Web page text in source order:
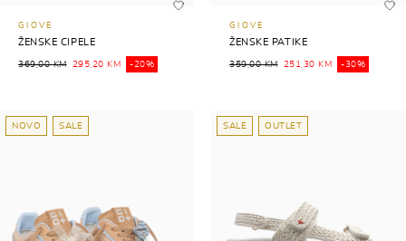
GIOVE
ŽENSKE CIPELE
369,00 KM 295,20 KM -20%
GIOVE
ŽENSKE PATIKE
359,00 KM 251,30 KM -30%
NOVO SALE SALE OUTLET